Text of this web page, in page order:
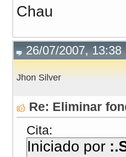
Chau
26/07/2007, 13:38
Jhon Silver
Re: Eliminar
Cita:
Iniciado por